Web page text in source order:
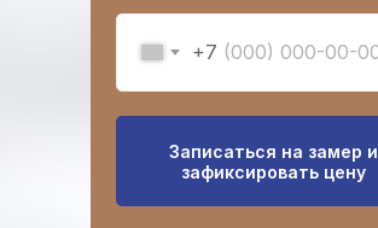
+7
Записаться на замер и
зафиксировать цену